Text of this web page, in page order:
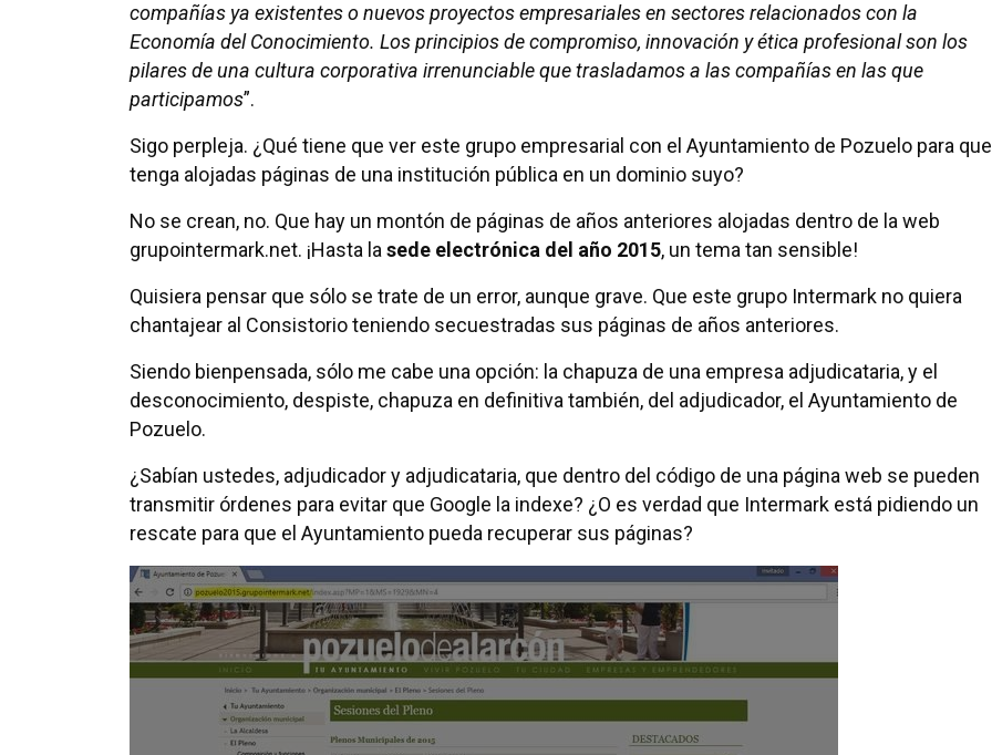
compañías ya existentes o nuevos proyectos empresariales en sectores relacionados con la
Economía del Conocimiento. Los principios de compromiso, innovación y ética profesional son los
pilares de una cultura corporativa irrenunciable que trasladamos a las compañías en las que
participamos”.
Sigo perpleja. ¿Qué tiene que ver este grupo empresarial con el Ayuntamiento de Pozuelo para que
tenga alojadas páginas de una institución pública en un dominio suyo?
No se crean, no. Que hay un montón de páginas de años anteriores alojadas dentro de la web
grupointermark.net. ¡Hasta la sede electrónica del año 2015, un tema tan sensible!
Quisiera pensar que sólo se trate de un error, aunque grave. Que este grupo Intermark no quiera
chantajear al Consistorio teniendo secuestradas sus páginas de años anteriores.
Siendo bienpensada, sólo me cabe una opción: la chapuza de una empresa adjudicataria, y el
desconocimiento, despiste, chapuza en definitiva también, del adjudicador, el Ayuntamiento de
Pozuelo.
¿Sabían ustedes, adjudicador y adjudicataria, que dentro del código de una página web se pueden
transmitir órdenes para evitar que Google la indexe? ¿O es verdad que Intermark está pidiendo un
rescate para que el Ayuntamiento pueda recuperar sus páginas?